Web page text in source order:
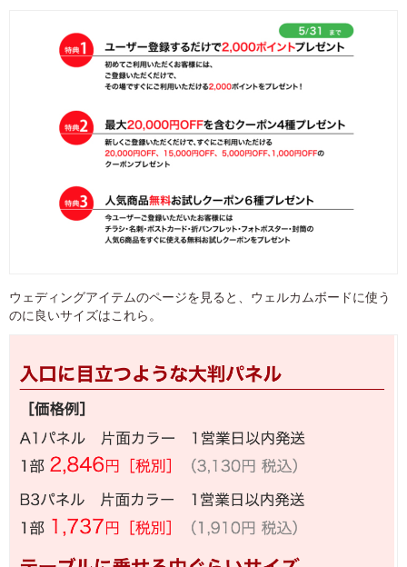
ウェディングアイテムのページを見ると、ウェルカムボードに使う
のに良いサイズはこれら。